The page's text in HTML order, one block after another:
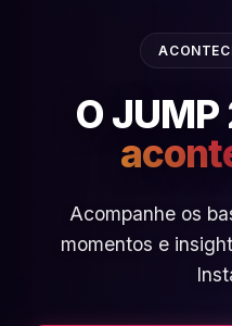
O
Acompanhe os
momentos e